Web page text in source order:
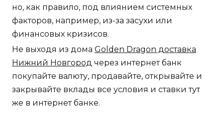
но, как правило, под влиянием системных
факторов, например, из-за засухи или
финансовых кризисов.
Не выходя из дома Golden Dragon доставка
Нижний Новгород через интернет банк
покупайте валюту, продавайте, открывайте и
закрывайте вклады все условия и ставки тут
же в интернет банке.